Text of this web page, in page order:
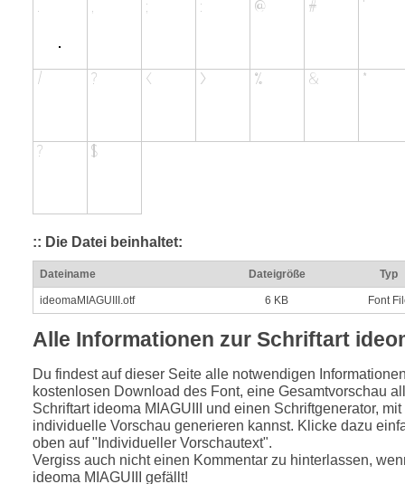
:: Die Datei beinhaltet:
Dateiname Dateigröße Typ
ideomaMIAGUIII.otf 6 KB Font
Alle Informationen zur Schriftart
Du findest auf dieser Seite alle notwendigen
kostenlosen Download des Font, eine Gesamtvorschau
Schriftart ideoma MIAGUIII und einen Schriftgenerator,
individuelle Vorschau generieren kannst. Klicke dazu
oben auf "Individueller Vorschautext".
Vergiss auch nicht einen Kommentar zu hinterlassen,
ideoma MIAGUIII gefällt!